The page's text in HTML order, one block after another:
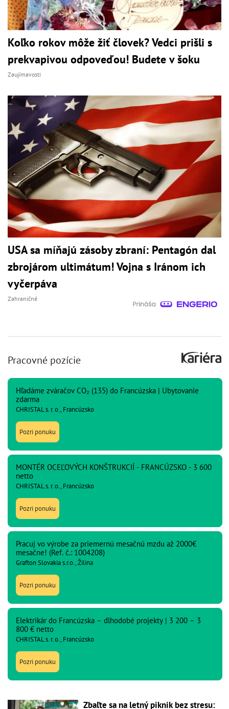
Koľko rokov môže žiť človek? Vedci prišli s
prekvapivou odpoveďou! Budete v šoku
Zaujímavosti
USA sa míňajú zásoby zbraní: Pentagón dal
zbrojárom ultimátum! Vojna s Iránom ich
vyčerpáva
Zahraničné
Pracovné pozície
Hľadáme zváračov CO₂ (135) do Francúzska | Ubytovanie
zdarma
CHRISTAL s. r. o., Francúzsko
Pozri ponuku
MONTÉR OCEĽOVÝCH KONŠTRUKCIÍ - FRANCÚZSKO - 3 600
netto
CHRISTAL s. r. o., Francúzsko
Pozri ponuku
Pracuj vo výrobe za priemernú mesačnú mzdu až 2000€
mesačne! (Ref. č.: 1004208)
Grafton Slovakia s.r.o., Žilina
Pozri ponuku
Elektrikár do Francúzska – dlhodobé projekty | 3 200 – 3
800 € netto
CHRISTAL s. r. o., Francúzsko
Pozri ponuku
Zbaľte sa na letný piknik bez stresu: